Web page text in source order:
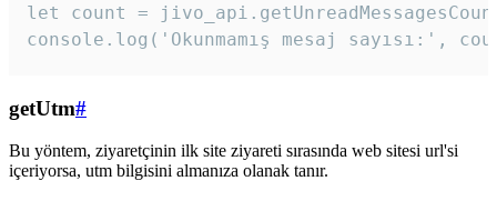
let count =
console.log('Okunmamış mesaj sayısı:',
getUtm#
Bu yöntem, ziyaretçinin ilk site ziyareti sırasında web sitesi url'si
içeriyorsa, utm bilgisini almanıza olanak tanır.